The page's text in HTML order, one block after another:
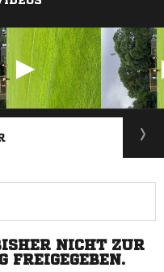
NICHT ZUR
FREIGEGEBEN.